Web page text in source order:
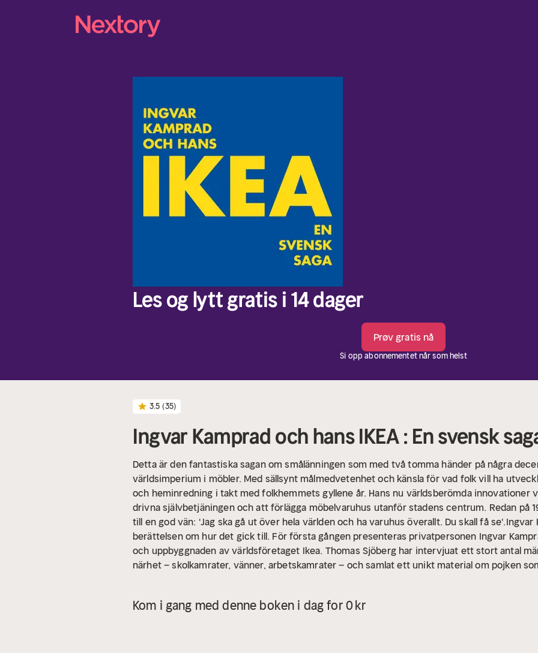
Les og lytt gratis i 14 dager
Prøv gratis nå
Si opp abonnementet når som helst
3.5 (35)
Ingvar Kamprad och hans IKEA : En svensk
Detta är den fantastiska sagan om smålänningen som med två tomma händer på några
världsimperium i möbler. Med sällsynt målmedvetenhet och känsla för vad folk vill ha
och heminredning i takt med folkhemmets gyllene år. Hans nu världsberömda innovationer
drivna självbetjäningen och att förlägga möbelvaruhus utanför stadens centrum. Redan på
till en god vän: 'Jag ska gå ut över hela världen och ha varuhus överallt. Du skall få se'.Ingvar
berättelsen om hur det gick till. För första gången presenteras privatpersonen Ingvar
och uppbyggnaden av världsföretaget Ikea. Thomas Sjöberg har intervjuat ett stort antal
närhet – skolkamrater, vänner, arbetskamrater – och samlat ett unikt material om pojken
Kom i gang med denne boken i dag for 0 kr